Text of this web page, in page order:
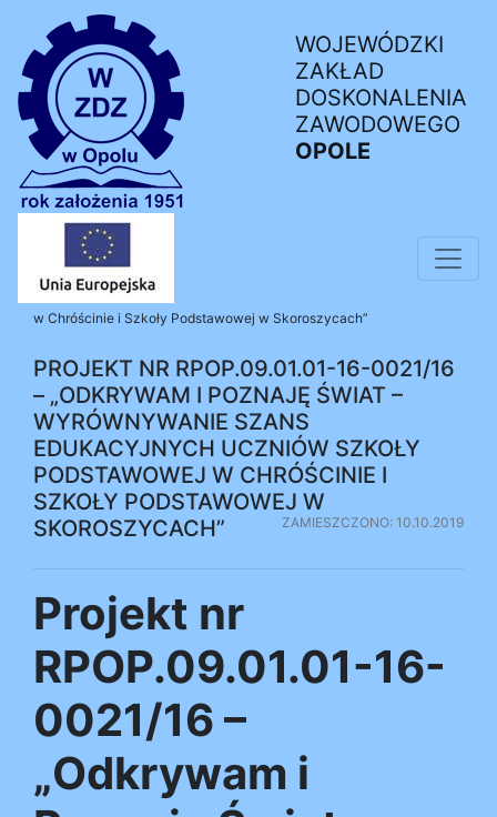
WOJEWÓDZKI
ZAKŁAD
DOSKONALENIA
ZAWODOWEGO
OPOLE
Strona główna
RPOP.09.01.01-16-0021/16 – „Odkrywam i Poznaję Świat –
wyrównywanie szans edukacyjnych uczniów Szkoły Podstawowej
w Chróścinie i Szkoły Podstawowej w Skoroszycach”
PROJEKT NR RPOP.09.01.01-16-0021/16
– „ODKRYWAM I POZNAJĘ ŚWIAT –
WYRÓWNYWANIE SZANS
EDUKACYJNYCH UCZNIÓW SZKOŁY
PODSTAWOWEJ W CHRÓŚCINIE I
SZKOŁY PODSTAWOWEJ W
SKOROSZYCACH”
ZAMIESZCZONO: 10.10.2019
Projekt nr
RPOP.09.01.01-16-
0021/16 –
„Odkrywam i